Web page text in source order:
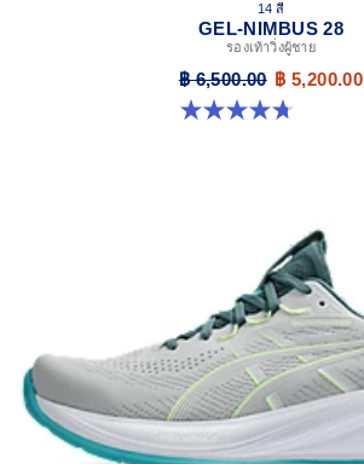
14 สี
GEL-NIMBUS 28
รองเท้าวิ่งผู้ชาย
฿ 6,500.00 ฿ 5,200.00
4.7 จาก 5 ดาว 280 รีวิว